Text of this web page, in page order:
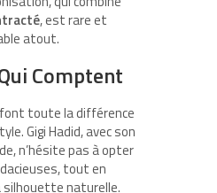
, est rare et
atout.
Comptent
toute la différence
Gigi Hadid, avec son
n’hésite pas à opter
tout en
naturelle.